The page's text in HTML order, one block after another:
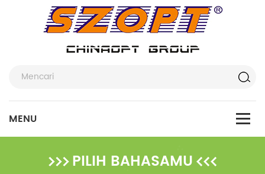
PILIH BAHASAMU